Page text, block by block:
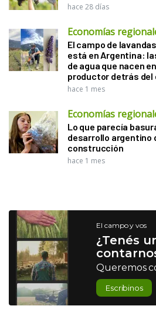
hace 28 días
Economías
El campo de
está en Argentina:
de agua que nacen
productor detrás
hace 1 mes
Economías
Lo que parecía
desarrollo argentino
construcción
hace 1 mes
El campo y vos
¿Tenés
Queremos
Escribinos